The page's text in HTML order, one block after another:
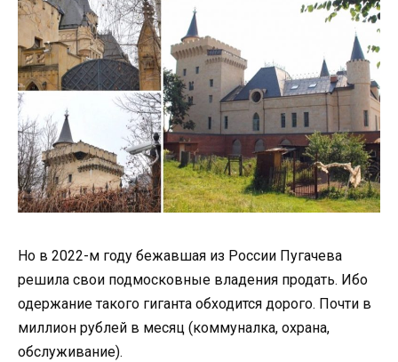
Но в 2022-м году бежавшая из России Пугачева
решила свои подмосковные владения продать. Ибо
одержание такого гиганта обходится дорого. Почти в
миллион рублей в месяц (коммуналка, охрана,
обслуживание).